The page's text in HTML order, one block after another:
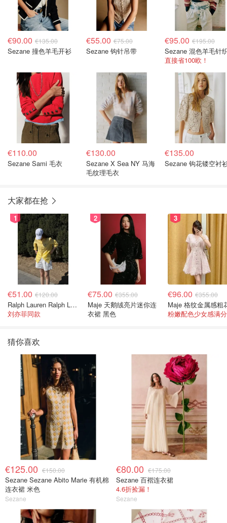
€90.00 €135.00
Sezane 撞色羊毛开衫
€55.00 €75.00
Sezane 钩针吊带
€95.00 €195.00
Sezane 混色羊毛针
直接省100欧！
€110.00
Sezane Sami 毛衣
€130.00
Sezane X Sea NY 马海
毛纹理毛衣
€135.00
Sezane 钩花镂空衬
大家都在抢
1
€51.00 €120.00
Ralph Lauren Ralph Lauren 男童亚麻衬衫
刘亦菲同款
2
€75.00 €355.00
Maje 天鹅绒亮片迷你连
衣裙 黑色
3
€96.00 €355.00
粉嫩配色少女感满
猜你喜欢
€125.00 €150.00
Sezane Sezane Abito Marie 有机棉
连衣裙 米色
Sezane
€80.00 €175.00
Sezane 百褶连衣裙
4.6折捡漏！
Sezane